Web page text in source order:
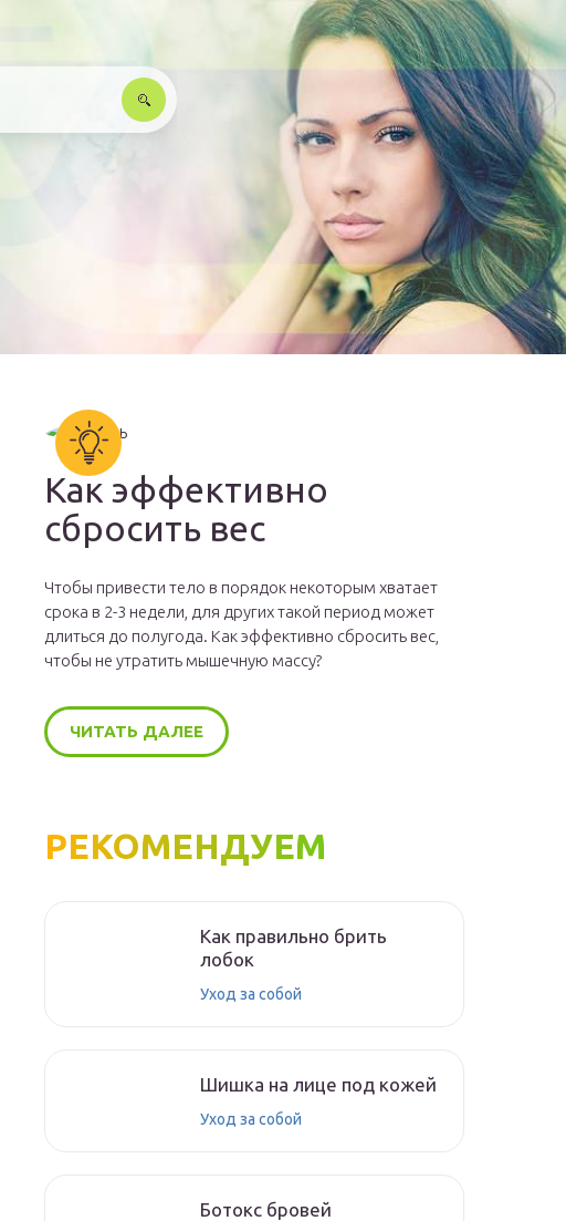
Как эффективно
сбросить вес
Чтобы привести тело в порядок некоторым хватает
срока в 2-3 недели, для других такой период может
длиться до полугода. Как эффективно сбросить вес,
чтобы не утратить мышечную массу?
ЧИТАТЬ ДАЛЕЕ
РЕКОМЕНДУЕМ
Как правильно брить
лобок
Уход за собой
Шишка на лице под кожей
Уход за собой
Ботокс бровей